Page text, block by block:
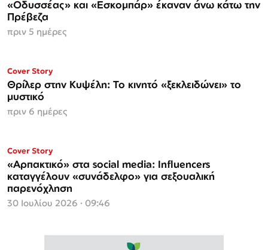
«Οδυσσέας» και «Εσκομπάρ» έκαναν άνω κάτω την
Πρέβεζα
πριν 5 ημέρες
Cover Story
Θρίλερ στην Κυψέλη: Το κινητό «ξεκλειδώνει» το
μυστικό
πριν 6 ημέρες
ΜΟΝΟ ΣΤΗΝ
Espresso
Cover Story
«Αρπακτικό» στα social media: Influencers
καταγγέλουν «συνάδελφο» για σεξουαλική
παρενόχληση
30 Ιουλίου 2026 · 09:46